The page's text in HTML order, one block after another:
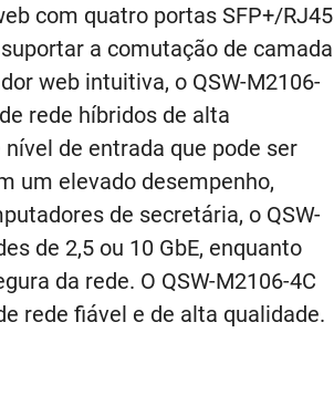
com quatro portas SFP+/RJ45
a comutação de camada
web intuitiva, o QSW-M2106-
rede híbridos de alta
de entrada que pode ser
um elevado desempenho,
de secretária, o QSW-
de 2,5 ou 10 GbE, enquanto
da rede. O QSW-M2106-4C
rede fiável e de alta qualidade.